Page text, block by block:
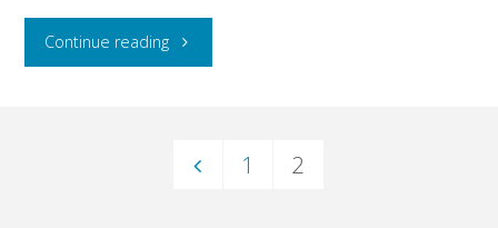
Continue reading"Vienna"
1 2